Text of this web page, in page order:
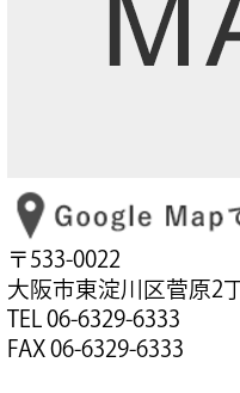
〒533-0022
大阪市東淀川区菅原2
TEL 06-6329-6333
FAX 06-6329-6333